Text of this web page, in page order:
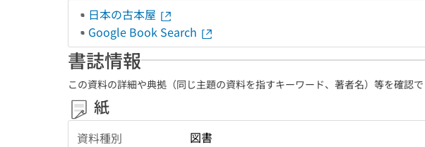
日本の古本屋
Google Book Search
書誌情報
この資料の詳細や典拠（同じ主題の資料を指すキーワード、著者名）等を確認で
紙
資料種別 図書